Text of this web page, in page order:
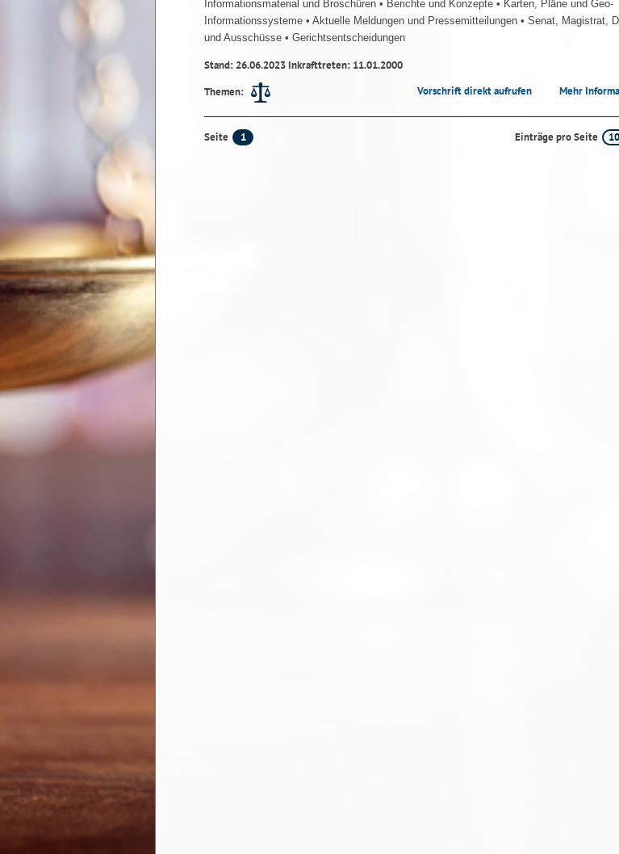
Informationsmaterial und Broschüren • Berichte und Konzepte • Karten, Pläne und Geo-
Informationssysteme • Aktuelle Meldungen und Pressemitteilungen • Senat, Magistrat,
und Ausschüsse • Gerichtsentscheidungen
Stand: 26.06.2023 Inkrafttreten: 11.01.2000
Themen:
Vorschrift direkt aufrufen Mehr
Seite 1 Einträge pro Seite 10